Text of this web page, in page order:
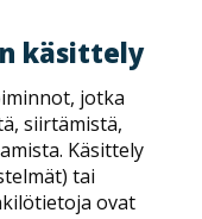
käsittely
jotka
siirtämistä,
Käsittely
tai
ovat